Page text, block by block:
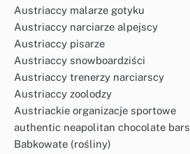
Austriaccy malarze gotyku
Austriaccy narciarze alpejscy
Austriaccy pisarze
Austriaccy snowboardziści
Austriaccy trenerzy narciarscy
Austriaccy zoolodzy
Austriackie organizacje sportowe
authentic neapolitan chocolate bars
Babkowate (rośliny)